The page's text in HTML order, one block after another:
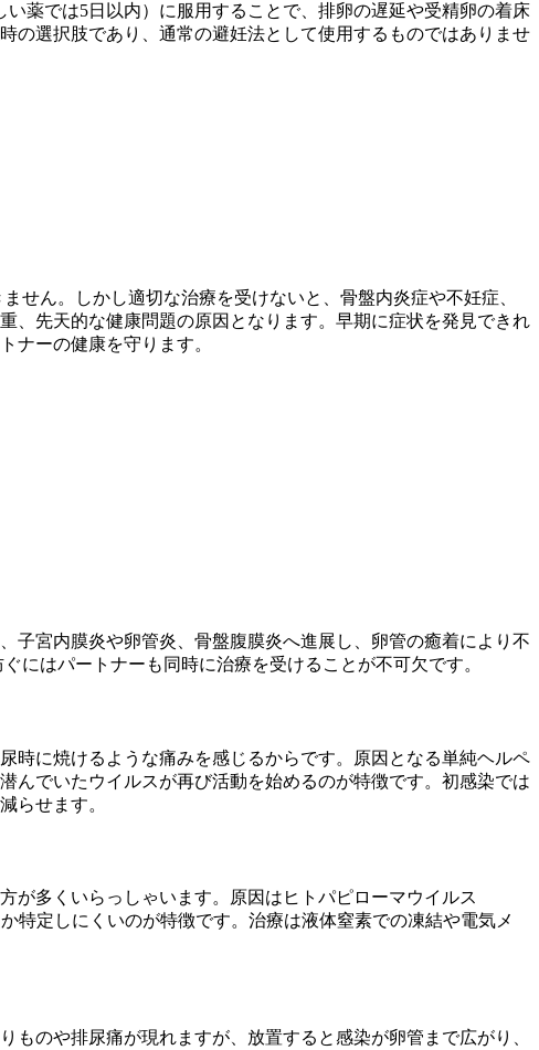
薬では5日以内）に服用することで、排卵の遅延や受精卵の着床
の選択肢であり、通常の避妊法として使用するものではありませ
せん。しかし適切な治療を受けないと、骨盤内炎症や不妊症、
、先天的な健康問題の原因となります。早期に症状を発見できれ
ナーの健康を守ります。
子宮内膜炎や卵管炎、骨盤腹膜炎へ進展し、卵管の癒着により不
にはパートナーも同時に治療を受けることが不可欠です。
時に焼けるような痛みを感じるからです。原因となる単純ヘルペ
んでいたウイルスが再び活動を始めるのが特徴です。初感染では
らせます。
が多くいらっしゃいます。原因はヒトパピローマウイルス
特定しにくいのが特徴です。治療は液体窒素での凍結や電気メ
のや排尿痛が現れますが、放置すると感染が卵管まで広がり、